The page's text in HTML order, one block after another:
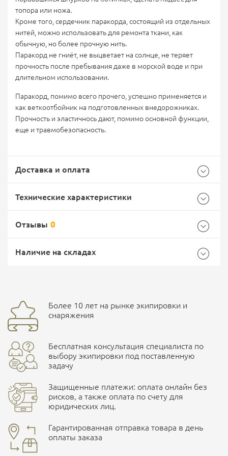
топора или ножа.
Кроме того, сердечник паракорда, состоящий из отдельных
нитей, можно использовать для ремонта ткани, как
обычную, но более прочную нить.
Паракорд не гниёт, не выцветает на солнце, не теряет
прочность после пребывания даже в морской воде и при
длительном использовании.
Паракорд, помимо всего прочего, успешно применяется и
как веткоотбойник на подготовленных внедорожниках.
Прочность и эластичнось дают, помимо основной функции,
еще и травмобезопасность.
Доставка и оплата
Доставка Почтой России
EMS Почта России
Доставка курьерской службой СДЭК -
Наличные при самовывозе
Технические характеристики
Размер 10 метров
Бренд
Страна производитель
Характеристики комплектаций
Размер
Отзывы 0
Ваш отзыв
Наличие на складах
улица Маяковского, 10
ПОДРОБНЕЕ О СКЛАДЕ
Более 10 лет на рынке экипировки и
снаряжения
Бесплатная консультация специалиста по
выбору экипировки под поставленную
задачу
Защищенные платежи: оплата онлайн без
рисков, а также оплата по счету для
юридических лиц.
Гарантированная отправка товара в день
оплаты заказа